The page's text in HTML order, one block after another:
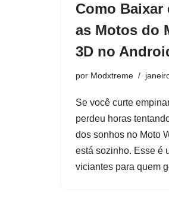
Como Baixar
as Motos do
3D no
por Modxtreme
Se você curte
perdeu horas
dos sonhos no Moto
está sozinho. Esse é
viciantes para quem